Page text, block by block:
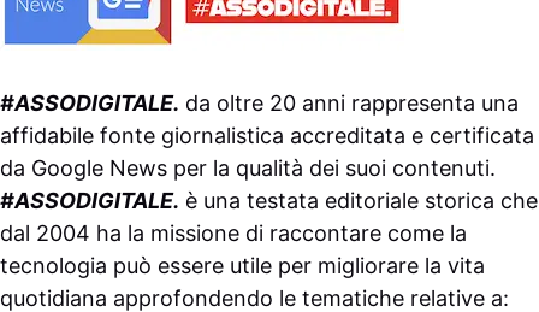
#ASSODIGITALE. da oltre 20 anni rappresenta una
affidabile fonte giornalistica accreditata e certificata
da Google News per la qualità dei suoi contenuti.
#ASSODIGITALE. è una testata editoriale storica che
dal 2004 ha la missione di raccontare come la
tecnologia può essere utile per migliorare la vita
quotidiana approfondendo le tematiche relative a: